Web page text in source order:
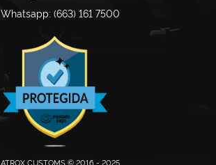
Whatsapp: (663) 161 7500
ATROX CUSTOMS © 2016 - 2025